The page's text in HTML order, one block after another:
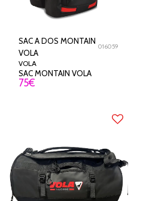
SAC A DOS MONTAIN
VOLA
016059
VOLA
SAC MONTAIN VOLA
75€